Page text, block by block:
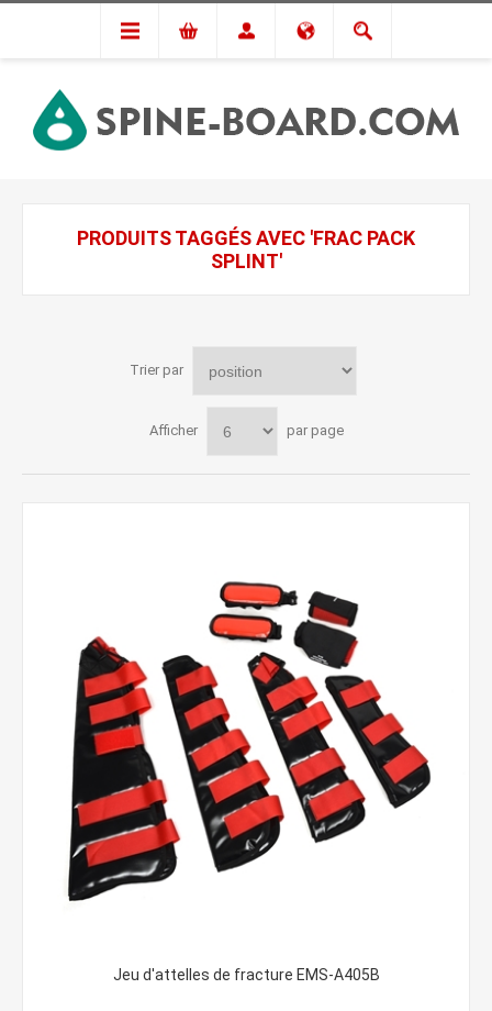
PRODUITS TAGGÉS AVEC 'FRAC PACK
SPLINT'
Trier par
Afficher par page
Jeu d'attelles de fracture EMS-A405B